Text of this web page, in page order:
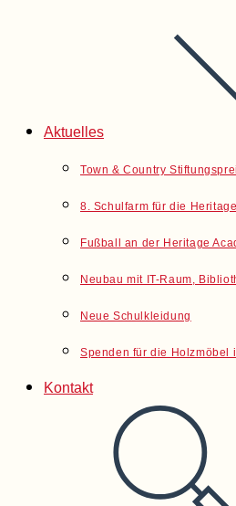
Aktuelles
Town & Country
8. Schulfarm für die
Fußball an der Heritage
Neubau mit IT-Raum,
Neue Schulkleidung
Spenden für die Holzmöbel
Kontakt